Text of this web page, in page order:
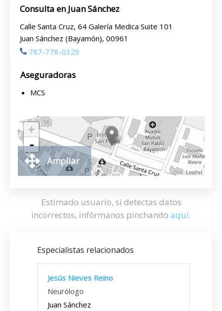
Consulta en Juan Sánchez
Calle Santa Cruz, 64 Galería Medica Suite 101
Juan Sánchez (Bayamón), 00961
787-778-0329
Aseguradoras
MCS
+
-
Leaflet
Ampliar
Estimado usuario, si detectas datos
incorrectos, infórmanos pinchando aquí.
Especialistas relacionados
Jesús Nieves Reino
Neurólogo
Juan Sánchez